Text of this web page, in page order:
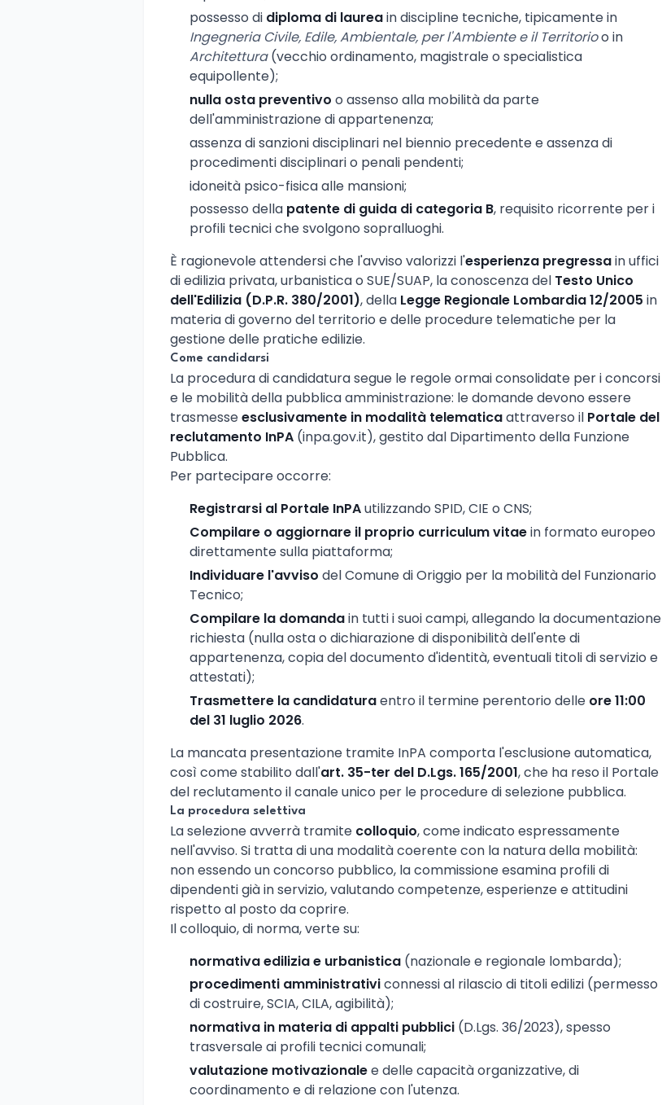
possesso di diploma di laureain discipline tecniche, tipicamente in
Ingegneria Civile, Edile, Ambientale, per l'Ambiente e il Territorioo in
Architettura(vecchio ordinamento, magistrale o specialistica
equipollente);
nulla osta preventivo o assenso alla mobilità da parte
dell'amministrazione di appartenenza;
assenza di sanzioni disciplinari nel biennio precedente e assenza di
procedimenti disciplinari o penali pendenti;
idoneità psico-fisica alle mansioni;
possesso della patente di guida di categoria B, requisito ricorrente per i
profili tecnici che svolgono sopralluoghi.
È ragionevole attendersi che l'avviso valorizzi l'esperienza pregressain uffici
di edilizia privata, urbanistica o SUE/SUAP, la conoscenza del Testo Unico
dell'Edilizia (D.P.R. 380/2001), della Legge Regionale Lombardia 12/2005 in
materia di governo del territorio e delle procedure telematiche per la
gestione delle pratiche edilizie.
Come candidarsi
La procedura di candidatura segue le regole ormai consolidate per i concorsi
e le mobilità della pubblica amministrazione: le domande devono essere
trasmesseesclusivamente in modalità telematicaattraverso il Portale del
reclutamento InPA (inpa.gov.it), gestito dal Dipartimento della Funzione
Pubblica.
Per partecipare occorre:
Registrarsi al Portale InPAutilizzando SPID, CIE o CNS;
Compilare o aggiornare il proprio curriculum vitaein formato europeo
direttamente sulla piattaforma;
Individuare l'avviso del Comune di Origgio per la mobilità del Funzionario
Tecnico;
Compilare la domandain tutti i suoi campi, allegando la documentazione
richiesta (nulla osta o dichiarazione di disponibilità dell'ente di
appartenenza, copia del documento d'identità, eventuali titoli di servizio e
attestati);
Trasmettere la candidaturaentro il termine perentorio delle ore 11:00
del 31 luglio 2026.
La mancata presentazione tramite InPA comporta l'esclusione automatica,
così come stabilito dall'art. 35-ter del D.Lgs. 165/2001, che ha reso il Portale
del reclutamento il canale unico per le procedure di selezione pubblica.
La procedura selettiva
La selezione avverrà tramite colloquio, come indicato espressamente
nell'avviso. Si tratta di una modalità coerente con la natura della mobilità:
non essendo un concorso pubblico, la commissione esamina profili di
dipendenti già in servizio, valutando competenze, esperienze e attitudini
rispetto al posto da coprire.
Il colloquio, di norma, verte su:
normativa edilizia e urbanistica (nazionale e regionale lombarda);
procedimenti amministrativiconnessi al rilascio di titoli edilizi (permesso
di costruire, SCIA, CILA, agibilità);
normativa in materia di appalti pubblici (D.Lgs. 36/2023), spesso
trasversale ai profili tecnici comunali;
valutazione motivazionalee delle capacità organizzative, di
coordinamento e di relazione con l'utenza.